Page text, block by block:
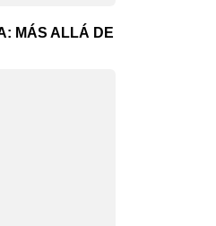
MÁS ALLÁ DE